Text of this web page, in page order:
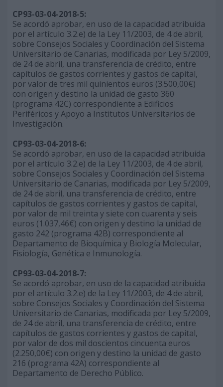
CP93-03-04-2018-5:
Se acordó aprobar, en uso de la capacidad atribuida
por el artículo 3.2.e) de la Ley 11/2003, de 4 de abril,
sobre Consejos Sociales y Coordinación del Sistema
Universitario de Canarias, modificada por Ley 5/2009,
de 24 de abril, una transferencia de crédito, entre
capítulos de gastos corrientes y gastos de capital,
por valor de tres mil quinientos euros (3.500,00€)
con origen y destino la unidad de gasto 360
(programa 42C) correspondiente a Edificios
Periféricos y Apoyo a Institutos Universitarios de
Investigación.
CP93-03-04-2018-6:
Se acordó aprobar, en uso de la capacidad atribuida
por el artículo 3.2.e) de la Ley 11/2003, de 4 de abril,
sobre Consejos Sociales y Coordinación del Sistema
Universitario de Canarias, modificada por Ley 5/2009,
de 24 de abril, una transferencia de crédito, entre
capítulos de gastos corrientes y gastos de capital,
por valor de mil treinta y siete con cuarenta y seis
euros (1.037,46€) con origen y destino la unidad de
gasto 242 (programa 42B) correspondiente al
Departamento de Bioquímica y Biología Molecular,
Fisiología, Genética e Inmunología.
CP93-03-04-2018-7:
Se acordó aprobar, en uso de la capacidad atribuida
por el artículo 3.2.e) de la Ley 11/2003, de 4 de abril,
sobre Consejos Sociales y Coordinación del Sistema
Universitario de Canarias, modificada por Ley 5/2009,
de 24 de abril, una transferencia de crédito, entre
capítulos de gastos corrientes y gastos de capital,
por valor de dos mil doscientos cincuenta euros
(2.250,00€) con origen y destino la unidad de gasto
216 (programa 42A) correspondiente al
Departamento de Derecho Público.